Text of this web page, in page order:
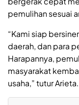
pemulihan sesuai
“Kami siap
daerah, dan para
Harapannya,
masyarakat
usaha,” tutur